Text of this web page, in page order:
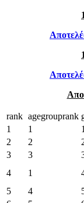
rank agegrouprank
1
1
2
2
3
3
4
1
5
4